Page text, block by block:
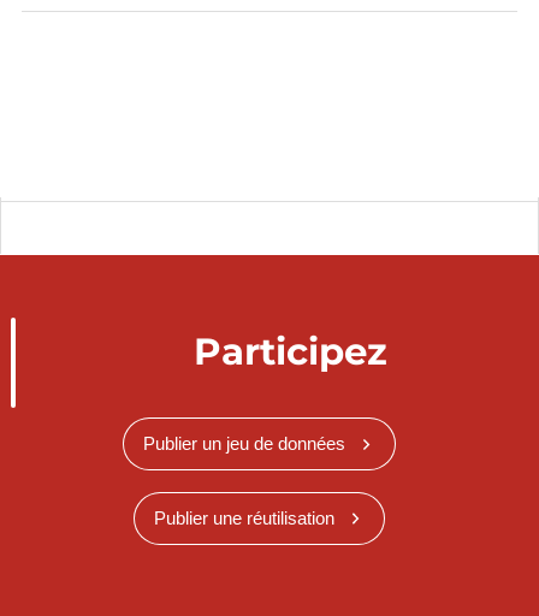
Participez
Publier un jeu de données
Publier une réutilisation